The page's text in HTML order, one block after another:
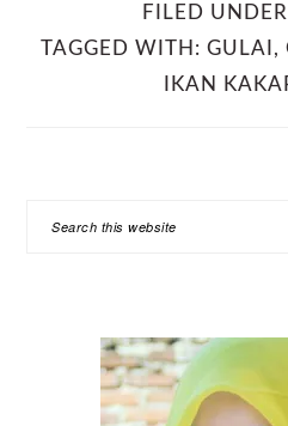
FILED
TAGGED WITH: GULAI ,
IKAN
Search